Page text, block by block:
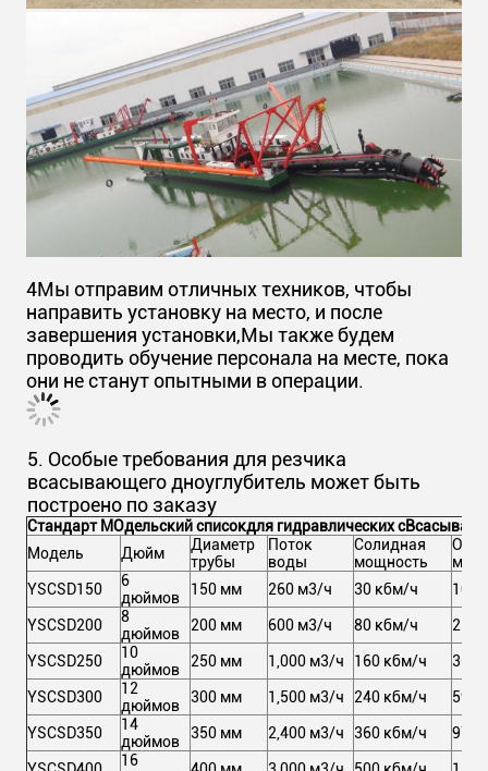
4Мы отправим отличных техников, чтобы
направить установку на место, и после
завершения установки,Мы также будем
проводить обучение персонала на месте, пока
они не станут опытными в операции.
5. Особые требования для резчика
всасывающего дноуглубитель может быть
построено по заказу
Стандарт MОдельский списокдля гидравлических с
Модель
Дюйм
Диаметр
трубы
Поток
воды
Солидная
мощность
YSCSD150
6
дюймов
150 мм 260 м3/ч 30 кбм/ч 102
YSCSD200
8
дюймов
200 мм 600 м3/ч 80 кбм/ч 213
YSCSD250
10
дюймов
250 мм 1,000 м3/ч 160 кбм/ч 367
YSCSD300
12
дюймов
300 мм 1,500 м3/ч 240 кбм/ч 591
YSCSD350
14
дюймов
350 мм 2,400 м3/ч 360 кбм/ч 971
16